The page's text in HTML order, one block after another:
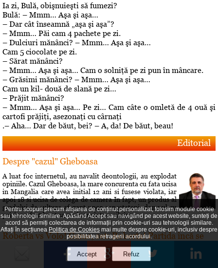
Ia zi, Bulă, obişnuieşti să fumezi?
Bulă: – Mmm… Aşa şi aşa…
– Dar cât înseamnă „aşa şi aşa”?
– Mmm… Păi cam 4 pachete pe zi.
– Dulciuri mănânci? – Mmm… Aşa şi aşa…
Cam 5 ciocolate pe zi.
– Sărat mănânci?
– Mmm… Aşa şi aşa… Cam o solniţă pe zi pun în mâncare.
– Grăsimi mănânci? – Mmm… Aşa şi aşa…
Cam un kil- două de slană pe zi…
– Prăjit mănânci?
– Mmm… Aşa şi aşa… Pe zi… Cam câte o omletă de 4 ouă şi
cartofi prăjiţi, asezonaţi cu cârnaţi
.– Aha… Dar de băut, bei? – A, da! De băut, beau!
Editorial
Despre "cazul" Gheboasa
A luat foc internetul, au navalit deontologii, au explodat
opiniile. Cazul Gheboasa, la mare concurenta cu fata ucisa
in Mangalia care avea initial 12 ani si fusese violata, iar
apoi 18 si ucisa de colega de camera In fapt, un produs al
gradului de cultura aferent unor concetateni, domnul cu
pricina a fost lasat sa evolueze intr-o siluire a...
Roberta vs Volo! Game, set: Roberta! Partida încă se
Conflictele dintre Roberta Anastase şi Andrei Volosevici
Pentru scopuri precum afișarea de conținut personalizat, folosim module cookie
sau tehnologii similare. Apăsând Accept sau navigând pe acest website, sunteți de
acord să permiți colectarea de informații prin cookie-uri sau tehnologii similare.
Aflați în secțiunea Politica de Cookies mai multe despre cookie-uri, inclusiv despre
posibilitatea retragerii acordului.